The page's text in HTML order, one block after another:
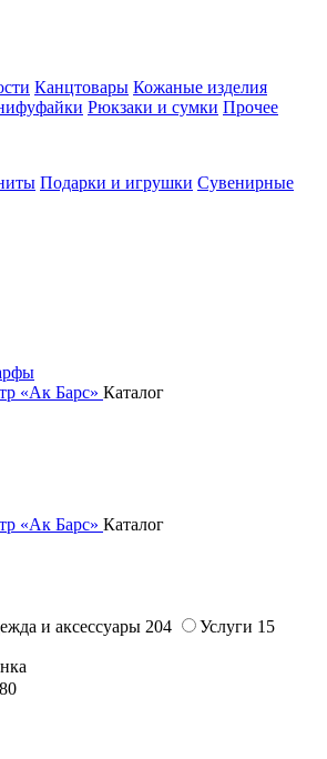
Канцтовары Кожаные изделия
Рюкзаки и сумки Прочее
Подарки и игрушки Сувенирные
«Ак Барс» Каталог
«Ак Барс» Каталог
и аксессуары 204 Услуги 15
80